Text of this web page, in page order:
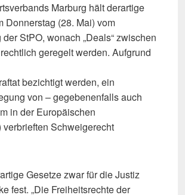
Marburg hält derartige
Donnerstag (28. Mai) vom
StPO, wonach „Deals“ zwischen
geregelt werden. Aufgrund
bezichtigt werden, ein
von – gegebenenfalls auch
in der Europäischen
Schweigerecht
Gesetze zwar für die Justiz
fest. „Die Freiheitsrechte der